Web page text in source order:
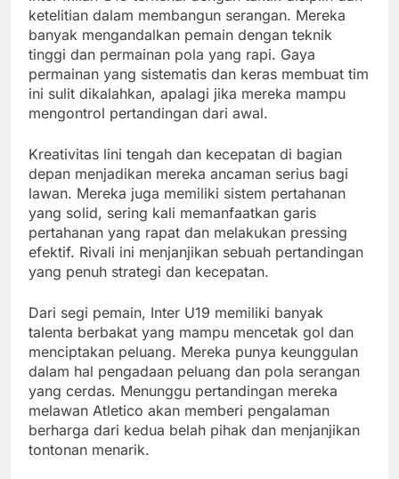
ketelitian dalam membangun serangan. Mereka
banyak mengandalkan pemain dengan teknik
tinggi dan permainan pola yang rapi. Gaya
permainan yang sistematis dan keras membuat tim
ini sulit dikalahkan, apalagi jika mereka mampu
mengontrol pertandingan dari awal.
Kreativitas lini tengah dan kecepatan di bagian
depan menjadikan mereka ancaman serius bagi
lawan. Mereka juga memiliki sistem pertahanan
yang solid, sering kali memanfaatkan garis
pertahanan yang rapat dan melakukan pressing
efektif. Rivali ini menjanjikan sebuah pertandingan
yang penuh strategi dan kecepatan.
Dari segi pemain, Inter U19 memiliki banyak
talenta berbakat yang mampu mencetak gol dan
menciptakan peluang. Mereka punya keunggulan
dalam hal pengadaan peluang dan pola serangan
yang cerdas. Menunggu pertandingan mereka
melawan Atletico akan memberi pengalaman
berharga dari kedua belah pihak dan menjanjikan
tontonan menarik.